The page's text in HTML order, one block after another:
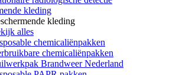
kleding
kleding
alles
chemicaliënpakken
chemicaliënpakken
Brandweer Nederland